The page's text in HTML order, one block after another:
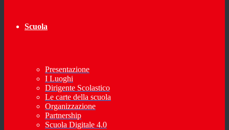
Scuola
Presentazione
I Luoghi
Dirigente Scolastico
Le carte della scuola
Organizzazione
Partnership
Scuola Digitale 4.0